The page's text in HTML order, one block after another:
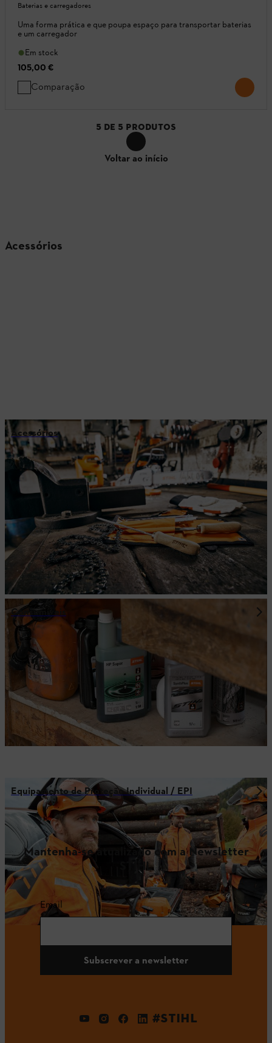
Baterias e carregadores
Uma forma prática e que poupa espaço para transportar baterias
e um carregador
Em stock
105,00 €
Comparação
5 DE 5 PRODUTOS
Voltar ao início
Acessórios
Acessórios
Consumíveis
Equipamento de Proteção Individual / EPI
Mantenha-se atualizado com a Newsletter
STIHL
Email
Subscrever a newsletter
#STIHL